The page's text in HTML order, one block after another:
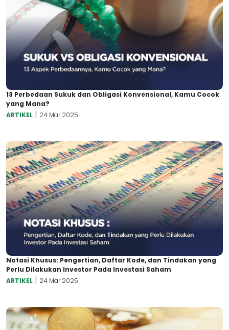
13 Perbedaan Sukuk dan Obligasi Konvensional, Kamu Cocok
yang Mana?
ARTIKEL | 24 Mar 2025
Notasi Khusus: Pengertian, Daftar Kode, dan Tindakan yang
Perlu Dilakukan Investor Pada Investasi Saham
ARTIKEL | 24 Mar 2025